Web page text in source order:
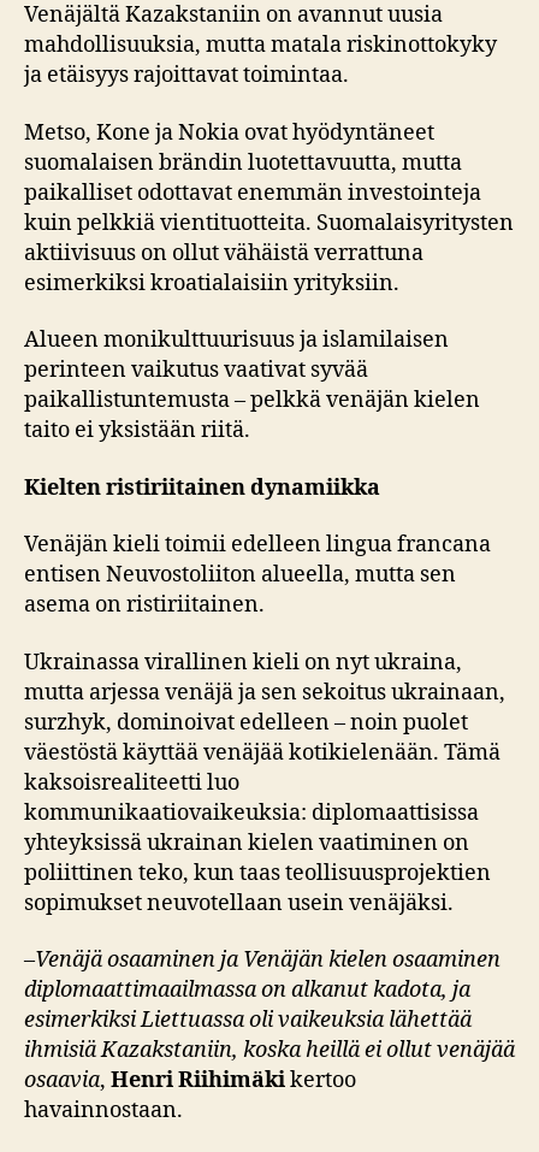
Venäjältä Kazakstaniin on avannut uusia
mahdollisuuksia, mutta matala riskinottokyky
ja etäisyys rajoittavat toimintaa.
Metso, Kone ja Nokia ovat hyödyntäneet
suomalaisen brändin luotettavuutta, mutta
paikalliset odottavat enemmän investointeja
kuin pelkkiä vientituotteita. Suomalaisyritysten
aktiivisuus on ollut vähäistä verrattuna
esimerkiksi kroatialaisiin yrityksiin.
Alueen monikulttuurisuus ja islamilaisen
perinteen vaikutus vaativat syvää
paikallistuntemusta – pelkkä venäjän kielen
taito ei yksistään riitä.
Kielten ristiriitainen dynamiikka
Venäjän kieli toimii edelleen lingua francana
entisen Neuvostoliiton alueella, mutta sen
asema on ristiriitainen.
Ukrainassa virallinen kieli on nyt ukraina,
mutta arjessa venäjä ja sen sekoitus ukrainaan,
surzhyk, dominoivat edelleen – noin puolet
väestöstä käyttää venäjää kotikielenään. Tämä
kaksoisrealiteetti luo
kommunikaatiovaikeuksia: diplomaattisissa
yhteyksissä ukrainan kielen vaatiminen on
poliittinen teko, kun taas teollisuusprojektien
sopimukset neuvotellaan usein venäjäksi.
–Venäjä osaaminen ja Venäjän kielen osaaminen
diplomaattimaailmassa on alkanut kadota, ja
esimerkiksi Liettuassa oli vaikeuksia lähettää
ihmisiä Kazakstaniin, koska heillä ei ollut venäjää
osaavia, Henri Riihimäkikertoo
havainnostaan.